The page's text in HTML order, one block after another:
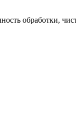
обработки,